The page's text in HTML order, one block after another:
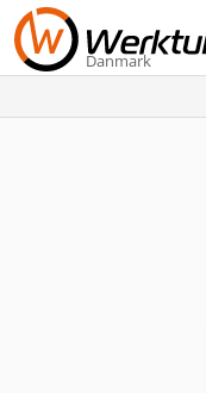
Danmark